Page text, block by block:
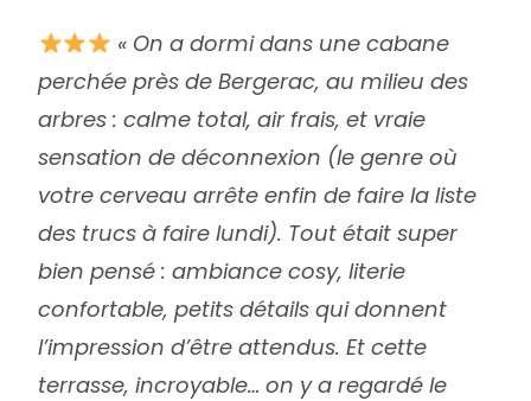
« On a dormi dans une cabane
perchée près de Bergerac, au milieu des
arbres : calme total, air frais, et vraie
sensation de déconnexion (le genre où
votre cerveau arrête enfin de faire la liste
des trucs à faire lundi). Tout était super
bien pensé : ambiance cosy, literie
confortable, petits détails qui donnent
l’impression d’être attendus. Et cette
terrasse, incroyable… on y a regardé le